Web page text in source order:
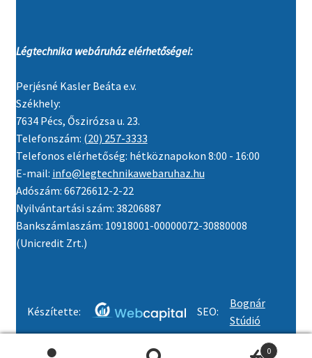
Légtechnika webáruház elérhetőségei:
Perjésné Kasler Beáta e.v.
Székhely:
7634 Pécs, Őszirózsa u. 23.
Telefonszám: (20) 257-3333
Telefonos elérhetőség: hétköznapokon 8:00 - 16:00
E-mail: info@legtechnikawebaruhaz.hu
Adószám: 66726612-2-22
Nyilvántartási szám: 38206887
Bankszámlaszám: 10918001-00000072-30880008
(Unicredit Zrt.)
Készítette: SEO:
Bognár
Stúdió
0